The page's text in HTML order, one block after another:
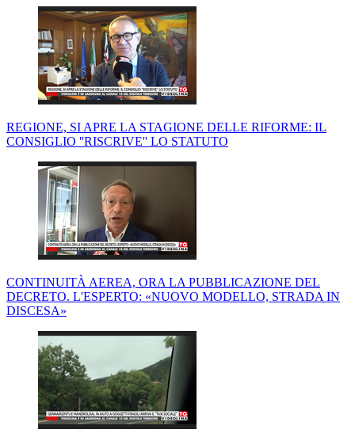
REGIONE, SI APRE LA STAGIONE DELLE RIFORME: IL
CONSIGLIO ''RISCRIVE'' LO STATUTO
CONTINUITÀ AEREA, ORA LA PUBBLICAZIONE DEL
DECRETO. L'ESPERTO: «NUOVO MODELLO, STRADA IN
DISCESA»